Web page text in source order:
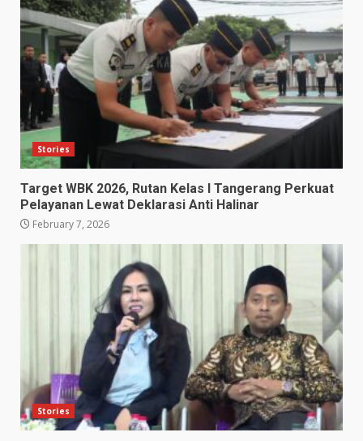
Stories
Target WBK 2026, Rutan Kelas I Tangerang Perkuat
Pelayanan Lewat Deklarasi Anti Halinar
February 7, 2026
Stories